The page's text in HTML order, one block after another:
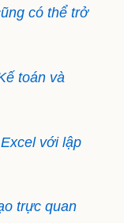
có thể trở
toán và
với lập
trực quan